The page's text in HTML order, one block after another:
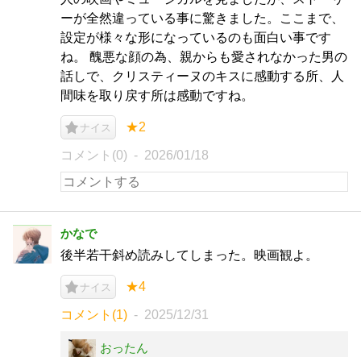
ーが全然違っている事に驚きました。ここまで、
設定が様々な形になっているのも面白い事です
ね。 醜悪な顔の為、親からも愛されなかった男の
話しで、クリスティーヌのキスに感動する所、人
間味を取り戻す所は感動ですね。
ナイス ★2
コメント(0) 2026/01/18
かなで
後半若干斜め読みしてしまった。映画観よ。
ナイス ★4
コメント(1) 2025/12/31
おったん